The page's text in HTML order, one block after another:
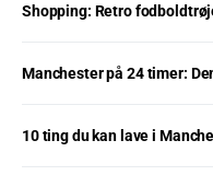
Shopping: Retro
Manchester på 24 timer:
10 ting du kan lave i